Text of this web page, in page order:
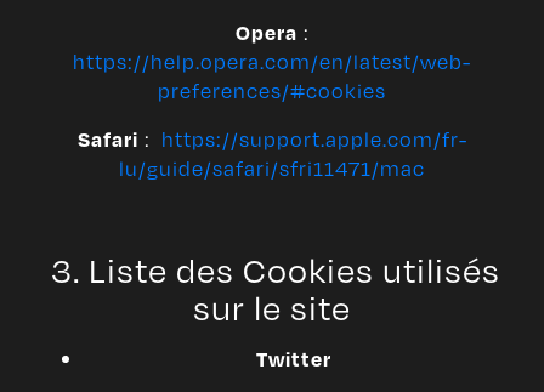
Opera :
https://help.opera.com/en/latest/web-
preferences/#cookies
Safari : https://support.apple.com/fr-
lu/guide/safari/sfri11471/mac
3. Liste des Cookies utilisés
sur le site
Twitter